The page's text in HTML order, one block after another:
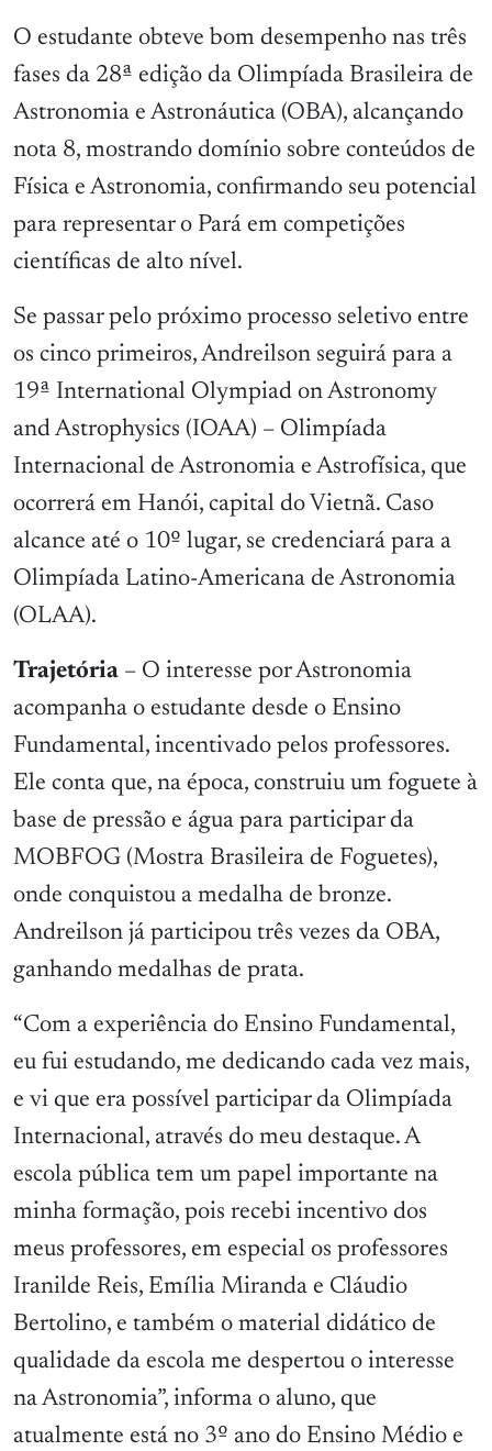
O estudante obteve bom desempenho nas três
fases da 28ª edição da Olimpíada Brasileira de
Astronomia e Astronáutica (OBA), alcançando
nota 8, mostrando domínio sobre conteúdos de
Física e Astronomia, confirmando seu potencial
para representar o Pará em competições
científicas de alto nível.
Se passar pelo próximo processo seletivo entre
os cinco primeiros, Andreilson seguirá para a
19ª International Olympiad on Astronomy
and Astrophysics (IOAA) – Olimpíada
Internacional de Astronomia e Astrofísica, que
ocorrerá em Hanói, capital do Vietnã. Caso
alcance até o 10º lugar, se credenciará para a
Olimpíada Latino-Americana de Astronomia
(OLAA).
Trajetória – O interesse por Astronomia
acompanha o estudante desde o Ensino
Fundamental, incentivado pelos professores.
Ele conta que, na época, construiu um foguete à
base de pressão e água para participar da
MOBFOG (Mostra Brasileira de Foguetes),
onde conquistou a medalha de bronze.
Andreilson já participou três vezes da OBA,
ganhando medalhas de prata.
“Com a experiência do Ensino Fundamental,
eu fui estudando, me dedicando cada vez mais,
e vi que era possível participar da Olimpíada
Internacional, através do meu destaque. A
escola pública tem um papel importante na
minha formação, pois recebi incentivo dos
meus professores, em especial os professores
Iranilde Reis, Emília Miranda e Cláudio
Bertolino, e também o material didático de
qualidade da escola me despertou o interesse
na Astronomia”, informa o aluno, que
atualmente está no 3º ano do Ensino Médio e